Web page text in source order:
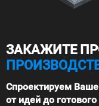
ЗАКАЖИТЕ
Спроектируем
от идей до